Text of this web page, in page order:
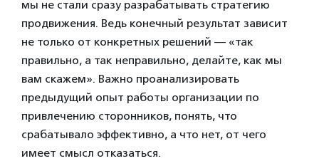
мы не стали сразу разрабатывать стратегию
продвижения. Ведь конечный результат зависит
не только от конкретных решений — «так
правильно, а так неправильно, делайте, как мы
вам скажем». Важно проанализировать
предыдущий опыт работы организации по
привлечению сторонников, понять, что
срабатывало эффективно, а что нет, от чего
имеет смысл отказаться.